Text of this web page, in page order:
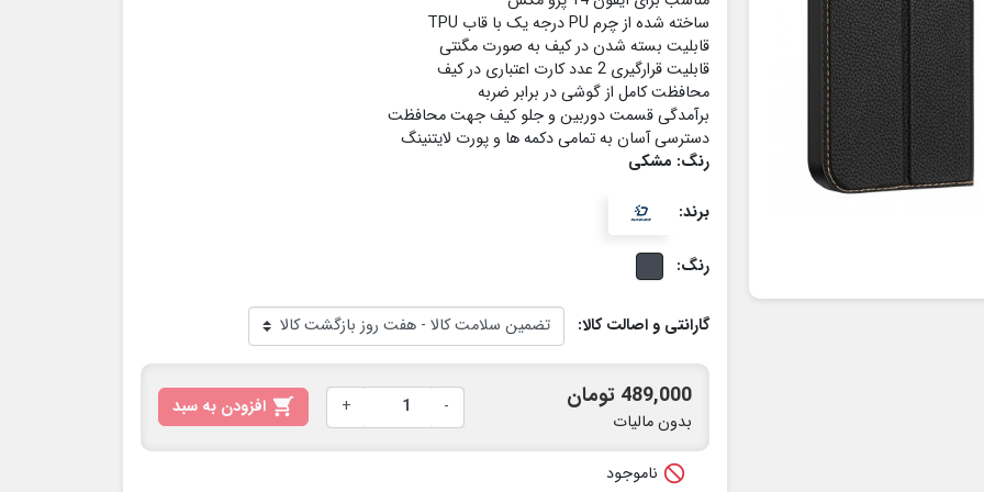
ساخته شده از چرم PU درجه یک با قاب TPU
قابلیت بسته شدن در کیف به صورت مگنتی
قابلیت قرارگیری 2 عدد کارت اعتباری در کیف
محافظت کامل از گوشی در برابر ضربه
برآمدگی قسمت دوربین و جلو کیف جهت محافظت
دسترسی آسان به تمامی دکمه ها و پورت لایتنینگ
رنگ: مشکی
برند:
رنگ:
گارانتی و اصالت کالا:
489,000 تومان
بدون مالیات
-
+

 ناموجود